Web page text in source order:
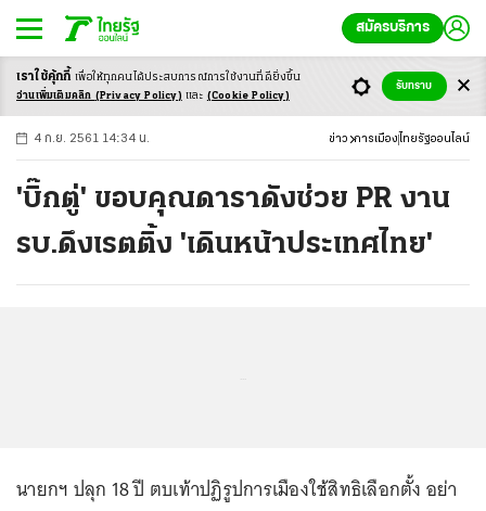
สมัครบริการ
-ก ก ก+
4 ก.ย. 2561 14:34 น. ข่าว การเมือง ไทยรัฐออนไลน์
'บิ๊กตู่' ขอบคุณดาราดังช่วย PR งาน
รบ.ดึงเรตติ้ง 'เดินหน้าประเทศไทย'
นายกฯ ปลุก 18 ปี ตบเท้าปฏิรูปการเมืองใช้สิทธิเลือกตั้ง อย่า
เราใช้คุ้กกี้ เพื่อให้ทุกคนได้ประสบการณ์การใช้งานที่ดียิ่งขึ้น
อ่านเพิ่มเติมคลิก (Privacy Policy) และ (Cookie Policy)
รับทราบ